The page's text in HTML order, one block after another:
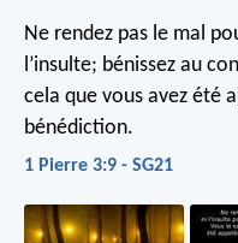
Ne rendez pas le mal
l’insulte; bénissez au
cela que vous avez été
bénédiction.
1 Pierre 3:9 - SG21